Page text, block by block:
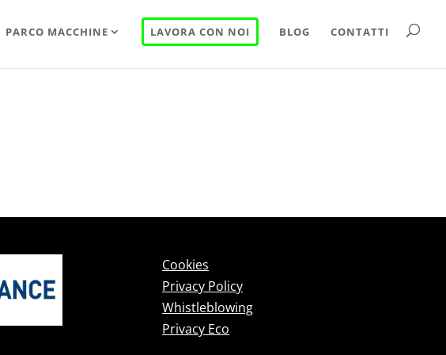
PARCO MACCHINE LAVORA CON NOI BLOG CONTATTI
Cookies
Privacy Policy
Whistleblowing
Privacy Eco